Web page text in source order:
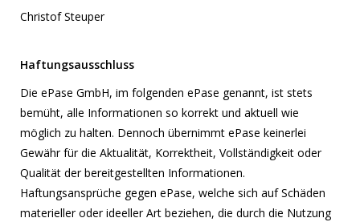
Christof Steuper
Haftungsausschluss
Die ePase GmbH, im folgenden ePase genannt, ist stets
bemüht, alle Informationen so korrekt und aktuell wie
möglich zu halten. Dennoch übernimmt ePase keinerlei
Gewähr für die Aktualität, Korrektheit, Vollständigkeit oder
Qualität der bereitgestellten Informationen.
Haftungsansprüche gegen ePase, welche sich auf Schäden
materieller oder ideeller Art beziehen, die durch die Nutzung